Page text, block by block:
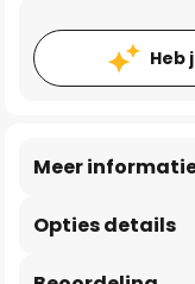
Heb
Opties details
Meer